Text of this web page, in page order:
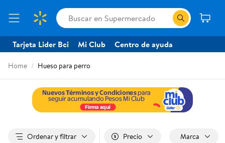
Tarjeta Lider Bci Mi Club Centro de ayuda
Home Hueso para perro
Ordenar y filtrar Precio Marca